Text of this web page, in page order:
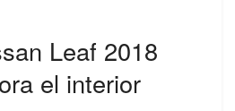
Leaf 2018
el interior